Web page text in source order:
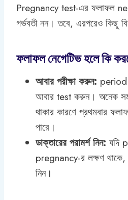
Pregnancy test-এর ফলাফল
গর্ভবতী নন। তবে, এরপরেও কিছু
ফলাফল নেগেটিভ হলে কি
আবার পরীক্ষা করুন: period
আবার test করুন। অনেক
থাকার কারণে প্রথমবার
পারে।
ডাক্তারের পরামর্শ নিন: যদি
pregnancy-র লক্ষণ থাকে,
নিন।